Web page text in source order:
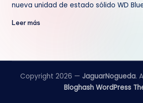
nueva unidad de estado sólido WD
Leer más
Copyright 2026 — JaguarNogueda.
Bloghash WordPress